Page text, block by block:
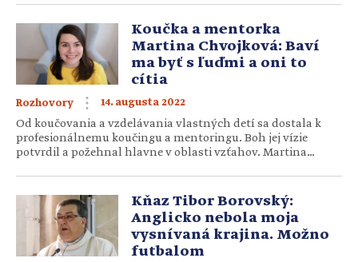
Naozaj sú mladí ľudia dnes akoby bez života? A je toto
problém hlavne dnešnej doby? Pýtame sa odborníčky, ktorá
pracuje aj […]
Koučka a mentorka
Martina Chvojková: Baví
ma byť s ľuďmi a oni to
cítia
Rozhovory 14. augusta 2022
Od koučovania a vzdelávania vlastných detí sa dostala k
profesionálnemu koučingu a mentoringu. Boh jej vízie
potvrdil a požehnal hlavne v oblasti vzťahov. Martina
a človekom nadšeným pre kohokoľvek, kto ju osloví. Ako si
sa dostala ku koučingu a mentoringu? Študovala si niečo
iné… Študovala som medzinárodné vzťahy a európske […]
Kňaz Tibor Borovský:
Anglicko nebola moja
vysnívaná krajina. Možno
futbalom